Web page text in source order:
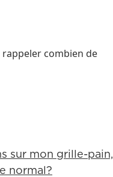
combien de
sur mon grille-pain,
normal?